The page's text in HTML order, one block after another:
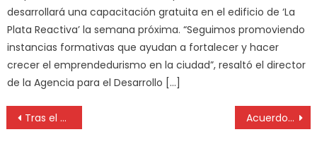
desarrollará una capacitación gratuita en el edificio de ‘La
Plata Reactiva’ la semana próxima. “Seguimos promoviendo
instancias formativas que ayudan a fortalecer y hacer
crecer el emprendedurismo en la ciudad”, resaltó el director
de la Agencia para el Desarrollo […]
Tras el último aumento a los docentes, escuelas privadas reclaman otra suba en las cuotas Acuerdo entre la UNLP y la UNAJ para contar con un laboratorio de doble dependencia